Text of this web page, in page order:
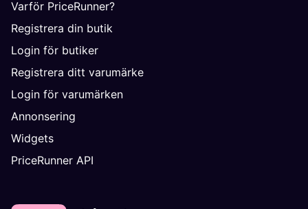
Varför PriceRunner?
Registrera din butik
Login för butiker
Registrera ditt varumärke
Login för varumärken
Annonsering
Widgets
PriceRunner API